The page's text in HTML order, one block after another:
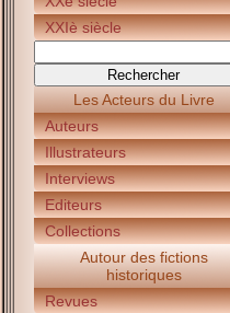
XXIè siècle
Les Acteurs du Livre
Auteurs
Illustrateurs
Interviews
Editeurs
Collections
Autour des fictions
historiques
Revues